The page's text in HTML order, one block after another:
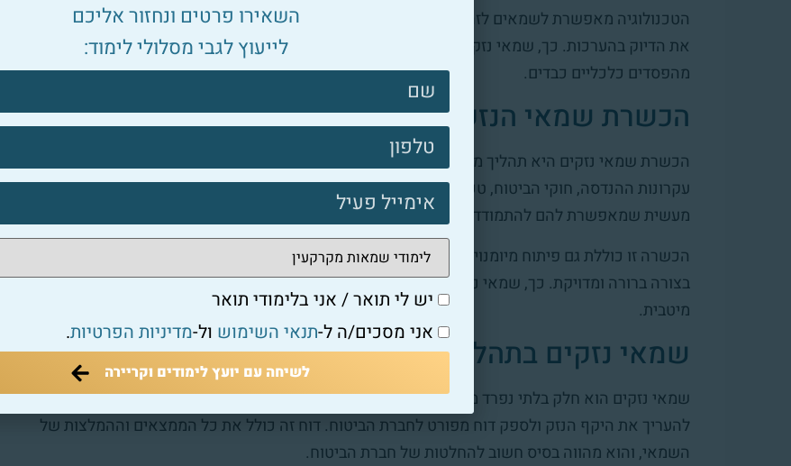
הטכנולוגיה מאפשרת לשמאים לזהות נזקים במקומות שאינם נגישים בקלות, להפחית את זמן העבודה ולהגביר
את הדיוק בהערכות. כך, שמאי נזקים יכולים להציע ללקוחותיהם שירות מקצועי ואמין יותר, ולסייע להם להימנע
מהפסדים כלכליים כבדים.
הכשרת שמאי הנזקים
הכשרת שמאי נזקים היא תהליך מורכב שדורש ידע מעמיק והבנה רחבה בתחומים שונים. השמאים לומדים את
עקרונות ההנדסה, חוקי הביטוח, טכנולוגיות מתקדמות, ושיטות הערכת נזקים. בנוסף, הם מקבלים הכשרה
מעשית שמאפשרת להם להתמודד עם מצבים מורכבים בשטח.
הכשרה זו כוללת גם פיתוח מיומנויות תקשורת, שכן עבודה עם לקוחות וחברות ביטוח דורשת יכולת להעביר מידע
בצורה ברורה ומדויקת. כך, שמאי נזקים יכולים להציע שירות מלא ומקצועי ללקוחותיהם, ולסייע להם בצורה
מיטבית.
שמאי נזקים בתהליך התביעות הביטוחיות
שמאי נזקים הוא חלק בלתי נפרד מתהליך התביעות הביטוחיות. כאשר נגרם נזק, תפקידו של השמאי הוא
להעריך את היקף הנזק ולספק דוח מפורט לחברת הביטוח. דוח זה כולל את כל הממצאים וההמלצות של
השמאי, והוא מהווה בסיס חשוב להחלטות של חברת הביטוח.
השאירו פרטים ונחזור אליכם
לייעוץ לגבי מסלולי לימוד:
צרו
קשר
פוטר
יש לי תואר / אני בלימודי תואר
אני מסכים/ה ל-תנאי השימוש ול-מדיניות הפרטיות.
לשיחה עם יועץ לימודים וקריירה